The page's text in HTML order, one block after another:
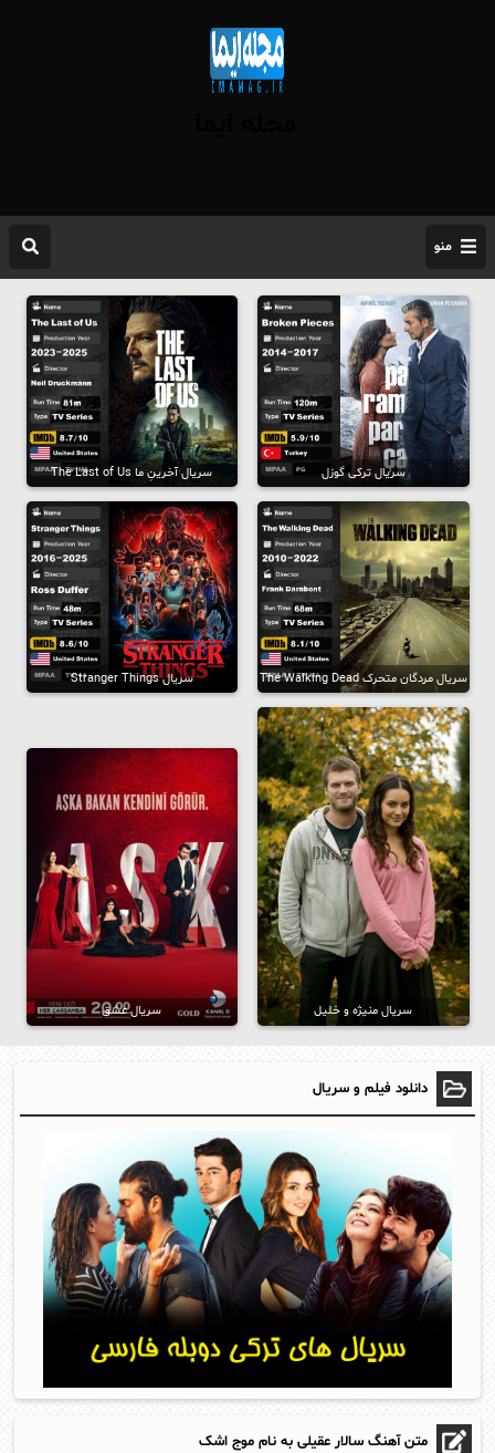
منو
سریال ترکی گوزل سریال آخرینِ ما The Last of Us
سریال مردگان متحرک The Walking Dead سریال Stranger Things
سریال منیژه و خلیل سریال عشق
دانلود فیلم و سریال
متن آهنگ سالار عقیلی به نام موج اشک